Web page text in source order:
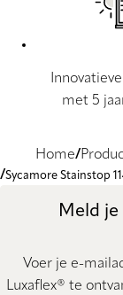
met 5
Home
Sycamore Stainstop
Meld
Voer je e-
Luxaflex® te